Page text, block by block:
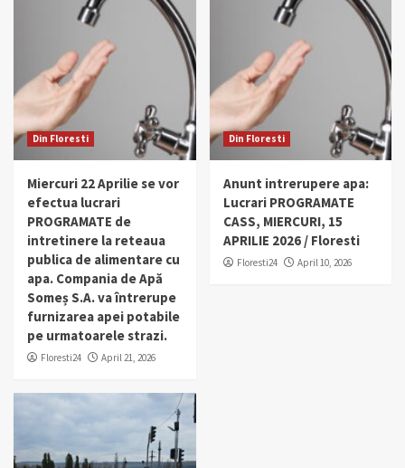
Din Floresti
Miercuri 22 Aprilie se vor
efectua lucrari
PROGRAMATE de
intretinere la reteaua
publica de alimentare cu
apa. Compania de Apă
Someș S.A. va întrerupe
furnizarea apei potabile
pe urmatoarele strazi.
Floresti24 April 21, 2026
Din Floresti
Anunt intrerupere apa:
Lucrari PROGRAMATE
CASS, MIERCURI, 15
APRILIE 2026 / Floresti
Floresti24 April 10, 2026